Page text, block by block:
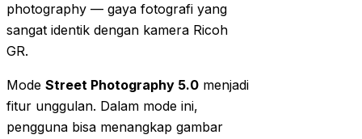
photography — gaya fotografi yang
sangat identik dengan kamera Ricoh
GR.
Mode Street Photography 5.0 menjadi
fitur unggulan. Dalam mode ini,
pengguna bisa menangkap gambar